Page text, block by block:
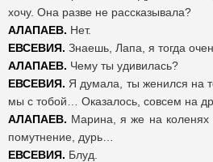
хочу. Она разве не рассказывала?
АЛАПАЕВ. Нет.
ЕВСЕВИЯ. Знаешь, Лапа, я тогда
АЛАПАЕВ. Чему ты удивилась?
ЕВСЕВИЯ. Я думала, ты женился на
мы с тобой… Оказалось, совсем на
АЛАПАЕВ. Марина, я же на коленях
помутнение, дурь…
ЕВСЕВИЯ. Блуд.